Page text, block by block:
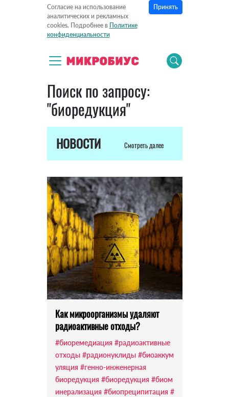
Согласие на использование
аналитических и рекламных
cookies. Подробнее в Политике
конфиденциальности
Принять
Поиск по запросу:
"биоредукция"
НОВОСТИ Смотреть далее
Как микроорганизмы удаляют
радиоактивные отходы?
#биоремедиация #радиоактивные
отходы #радионуклиды #биоаккум
уляция #генно-инженерная
биоредукция #биоредукция #биом
инерализация #биопреципитация #